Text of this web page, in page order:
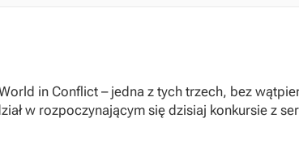
in Conflict – jedna z tych trzech, bez
w rozpoczynającym się dzisiaj konkursie z